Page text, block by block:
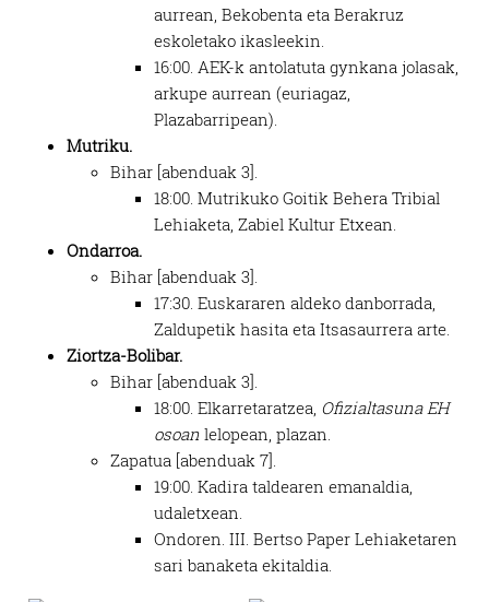
aurrean, Bekobenta eta Berakruz
eskoletako ikasleekin.
16:00. AEK-k antolatuta gynkana jolasak,
arkupe aurrean (euriagaz,
Plazabarripean).
Mutriku.
Bihar [abenduak 3].
18:00. Mutrikuko Goitik Behera Tribial
Lehiaketa, Zabiel Kultur Etxean.
Ondarroa.
Bihar [abenduak 3].
17:30. Euskararen aldeko danborrada,
Zaldupetik hasita eta Itsasaurrera arte.
Ziortza-Bolibar.
Bihar [abenduak 3].
18:00. Elkarretaratzea, Ofizialtasuna EH
osoanlelopean, plazan.
Zapatua [abenduak 7].
19:00. Kadira taldearen emanaldia,
udaletxean.
Ondoren. III. Bertso Paper Lehiaketaren
sari banaketa ekitaldia.